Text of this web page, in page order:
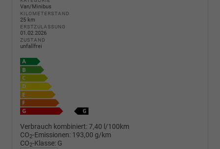
Van/Minibus
KILOMETERSTAND
25 km
ERSTZULASSUNG
01.02.2026
ZUSTAND
unfallfrei
Verbrauch kombiniert:7,40 l/100km
CO2-Emissionen: 193,00 g/km
CO2-Klasse: G